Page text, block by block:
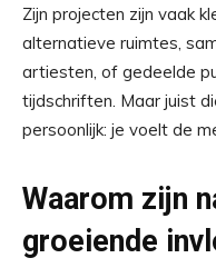
Zijn projecten zijn vaak
alternatieve ruimtes,
artiesten, of gedeelde
tijdschriften. Maar juist
persoonlijk: je voelt de
Waarom zijn
groeiende